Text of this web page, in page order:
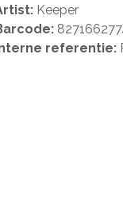
Keeper
referentie: